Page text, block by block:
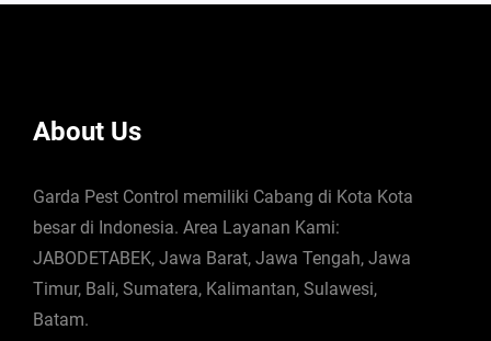
About Us
Garda Pest Control memiliki Cabang di Kota Kota
besar di Indonesia. Area Layanan Kami:
JABODETABEK, Jawa Barat, Jawa Tengah, Jawa
Timur, Bali, Sumatera, Kalimantan, Sulawesi,
Batam.